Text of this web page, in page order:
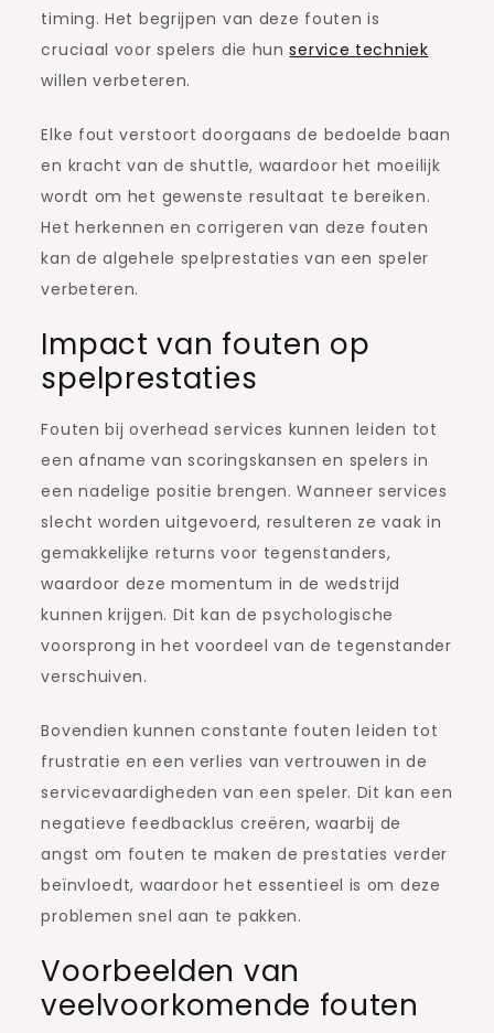
timing. Het begrijpen van deze fouten is
cruciaal voor spelers die hunservice techniek
willen verbeteren.
Elke fout verstoort doorgaans de bedoelde baan
en kracht van de shuttle, waardoor het moeilijk
wordt om het gewenste resultaat te bereiken.
Het herkennen en corrigeren van deze fouten
kan de algehele spelprestaties van een speler
verbeteren.
Impact van fouten op
spelprestaties
Fouten bij overhead services kunnen leiden tot
een afname van scoringskansen en spelers in
een nadelige positie brengen. Wanneer services
slecht worden uitgevoerd, resulteren ze vaak in
gemakkelijke returns voor tegenstanders,
waardoor deze momentum in de wedstrijd
kunnen krijgen. Dit kan de psychologische
voorsprong in het voordeel van de tegenstander
verschuiven.
Bovendien kunnen constante fouten leiden tot
frustratie en een verlies van vertrouwen in de
servicevaardigheden van een speler. Dit kan een
negatieve feedbacklus creëren, waarbij de
angst om fouten te maken de prestaties verder
beïnvloedt, waardoor het essentieel is om deze
problemen snel aan te pakken.
Voorbeelden van
veelvoorkomende fouten